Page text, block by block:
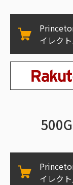
イレクト
イレクト